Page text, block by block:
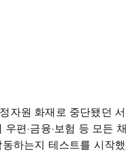
자원 화재로 중단됐던 서
편·금융·보험 등 모든 채
하는지 테스트를 시작했